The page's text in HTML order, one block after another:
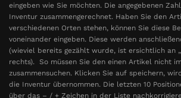
eingeben wie Sie möchten. Die angegebenen
Inventur zusammengerechnet. Haben Sie den
verschiedenen Orten stehen, können Sie diese
voneinander eingeben. Diese werden
(wieviel bereits gezählt wurde, ist ersichtlich an
rechts). So müssen Sie den einen Artikel nicht
zusammensuchen. Klicken Sie auf speichern,
die Inventur übernommen. Die letzten 10
über das – / + Zeichen in der Liste